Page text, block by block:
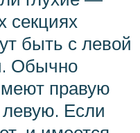
секциях
быть с левой
Обычно
правую
Если